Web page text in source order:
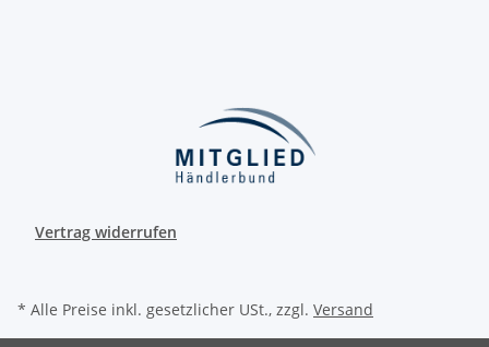
Vertrag widerrufen
* Alle Preise inkl. gesetzlicher USt., zzgl. Versand